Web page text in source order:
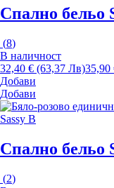
Спално бельо
(8)
В наличност
32,40 € (63,37 Лв)35,90
Добави
Добави
Sassy B
Спално бельо
(2)